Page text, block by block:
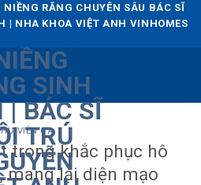
RĂNG CHUYÊN SÂU BÁC SĨ
| NHA KHOA VIỆT ANH VINHOMES
VIỆN CA
trong khắc phục hô
mang lại diện mạo